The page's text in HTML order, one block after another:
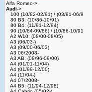
Alfa Romeo->
Audi->
100 (10/82-02/91) / (03/91-06/9
80 B3; (10/86-10/91)
80 B4; (11/91-12/94)
90 (10/84-09/86) / (10/86-10/91
A2 W10; (08/00-08/05)
A3 (06/03-)
A3 (09/00-06/03)
A3 06/2008-
A3 AB; (08/96-09/00)
A4 (01/01-11/04)
A4 (01/99-12/00)
A4 (11/04-)
A4 07/2008-
A4 B5; (11/94-12/98)